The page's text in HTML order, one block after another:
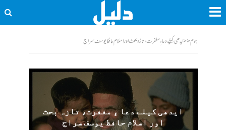
ہوم<<ایدھی کیلے دعا ءِ مغفرت، تازہ بحث اور اسلام حافظ یوسف سراج
ایدھی کیلے دعا ءِ مغفرت، تازہ بحث
اور اسلام حافظ یوسف سراج